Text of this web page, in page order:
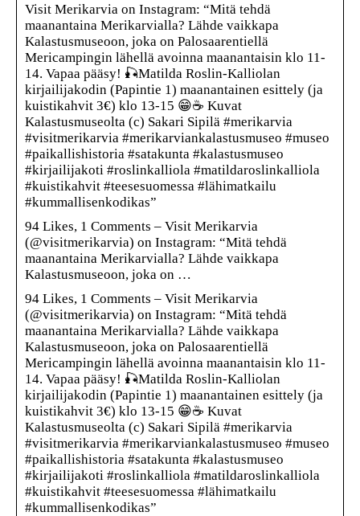
Visit Merikarvia on Instagram: “Mitä tehdä
maanantaina Merikarvialla? Lähde vaikkapa
Kalastusmuseoon, joka on Palosaarentiellä
Mericampingin lähellä avoinna maanantaisin klo 11-
14. Vapaa pääsy! 🎣Matilda Roslin-Kalliolan
kirjailijakodin (Papintie 1) maanantainen esittely (ja
kuistikahvit 3€) klo 13-15 😁☕️ Kuvat
Kalastusmuseolta (c) Sakari Sipilä #merikarvia
#visitmerikarvia #merikarviankalastusmuseo #museo
#paikallishistoria #satakunta #kalastusmuseo
#kirjailijakoti #roslinkalliola #matildaroslinkalliola
#kuistikahvit #teesesuomessa #lähimatkailu
#kummallisenkodikas”
94 Likes, 1 Comments – Visit Merikarvia
(@visitmerikarvia) on Instagram: “Mitä tehdä
maanantaina Merikarvialla? Lähde vaikkapa
Kalastusmuseoon, joka on …
94 Likes, 1 Comments – Visit Merikarvia
(@visitmerikarvia) on Instagram: “Mitä tehdä
maanantaina Merikarvialla? Lähde vaikkapa
Kalastusmuseoon, joka on Palosaarentiellä
Mericampingin lähellä avoinna maanantaisin klo 11-
14. Vapaa pääsy! 🎣Matilda Roslin-Kalliolan
kirjailijakodin (Papintie 1) maanantainen esittely (ja
kuistikahvit 3€) klo 13-15 😁☕️ Kuvat
Kalastusmuseolta (c) Sakari Sipilä #merikarvia
#visitmerikarvia #merikarviankalastusmuseo #museo
#paikallishistoria #satakunta #kalastusmuseo
#kirjailijakoti #roslinkalliola #matildaroslinkalliola
#kuistikahvit #teesesuomessa #lähimatkailu
#kummallisenkodikas”